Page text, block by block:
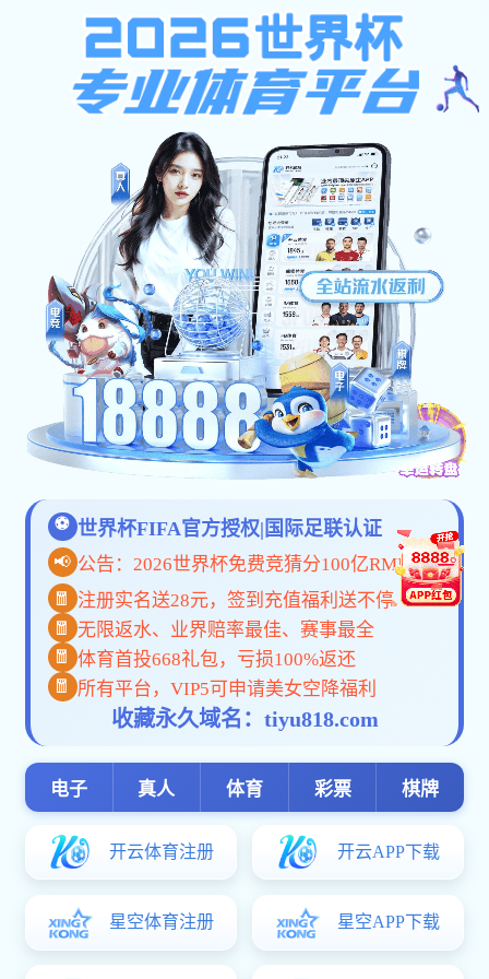
皇冠会员登录
提示：访问地址无效，错误的模板参数，siteId=264, tplId=1678,
columnId=2125, pageType=3！
首页 关闭此页
皇冠会员登录-浙江中南建设集团